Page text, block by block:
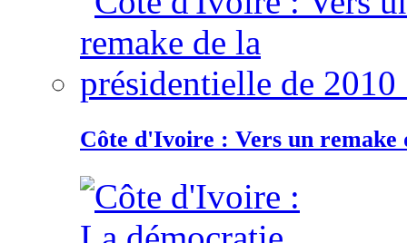
Côte d'Ivoire : Vers un remake